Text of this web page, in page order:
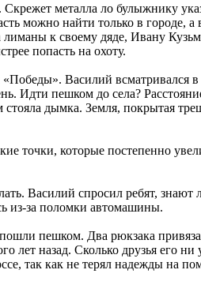
металла ло булыжнику
можно найти только в городе,
к своему дяде, Ивану
попасть на охоту.
Василий
Идти пешком до села?
дымка. Земля, покрытая
точки, которые постепенно
Василий спросил ребят,
из-за поломки автомашины.
пешком. Два рюкзака
лет назад. Сколько друзья его
так как не терял надежды на